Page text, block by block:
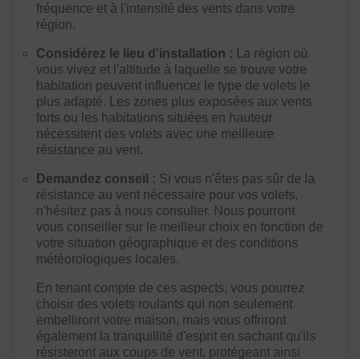
fréquence et à l'intensité des vents dans votre
région.
Considérez le lieu d'installation : La région où
vous vivez et l'altitude à laquelle se trouve votre
habitation peuvent influencer le type de volets le
plus adapté. Les zones plus exposées aux vents
forts ou les habitations situées en hauteur
nécessitent des volets avec une meilleure
résistance au vent.
Demandez conseil : Si vous n'êtes pas sûr de la
résistance au vent nécessaire pour vos volets,
n'hésitez pas à nous consulter. Nous pourront
vous conseiller sur le meilleur choix en fonction de
votre situation géographique et des conditions
météorologiques locales.
En tenant compte de ces aspects, vous pourrez
choisir des volets roulants qui non seulement
embelliront votre maison, mais vous offriront
également la tranquillité d'esprit en sachant qu'ils
résisteront aux coups de vent, protégeant ainsi